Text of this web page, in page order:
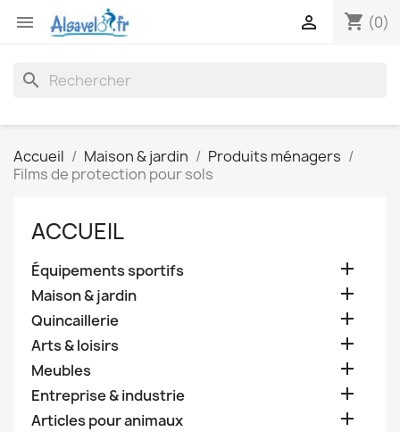
 shopping_cart (0)

search
Accueil Maison & jardin
Produits ménagers
Films de protection pour sols
ACCUEIL
Équipements sportifs 
Maison & jardin 
Quincaillerie 
Arts & loisirs 
Meubles 
Entreprise & industrie 
Articles pour animaux 